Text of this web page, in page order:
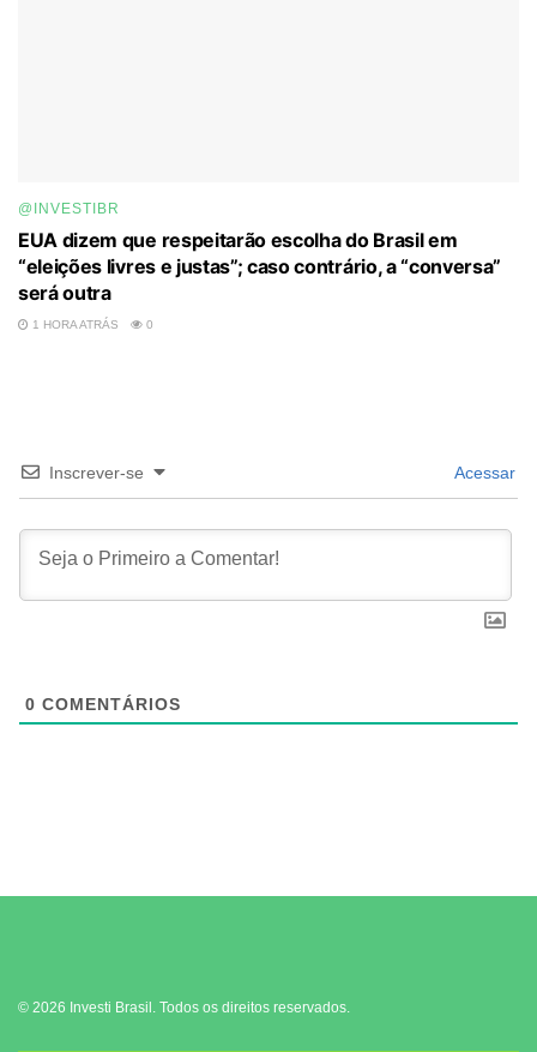
@INVESTIBR
EUA dizem que respeitarão escolha do Brasil em
“eleições livres e justas”; caso contrário, a “conversa”
será outra
1 HORA ATRÁS 0
Inscrever-se Acessar
0 COMENTÁRIOS
© 2026 Investi Brasil. Todos os direitos reservados.